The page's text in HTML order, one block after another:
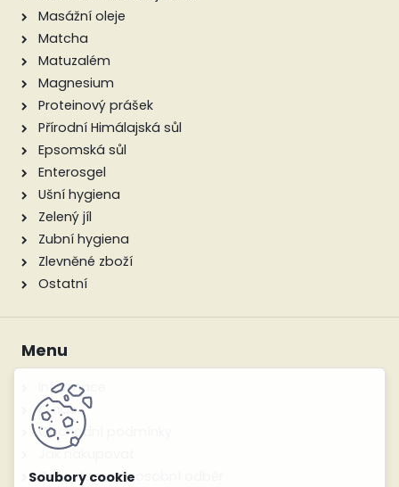
Masážní oleje
Matcha
Matuzalém
Magnesium
Proteinový prášek
Přírodní Himálajská sůl
Epsomská sůl
Enterosgel
Ušní hygiena
Zelený jíl
Zubní hygiena
Zlevněné zboží
Ostatní
Menu
Informace
O nás
Obchodní podmínky
Jak nakupovat
Ceny dopravy, osobní odběr